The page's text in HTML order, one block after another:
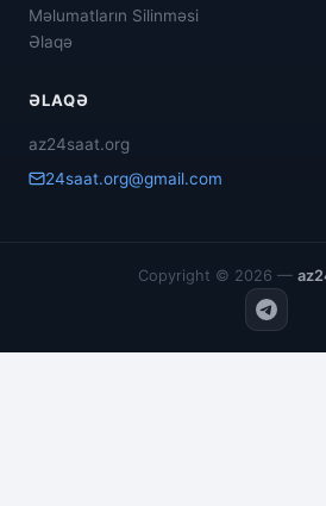
Məlumatların Silinməsi
Əlaqə
ƏLAQƏ
az24saat.org
24saat.org@gmail.com
Copyright © 2026 —